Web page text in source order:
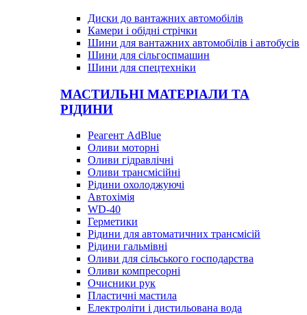
Диски до вантажних автомобілів
Камери і обідні стрічки
Шини для вантажних автомобілів і автобусів
Шини для сільгоспмашин
Шини для спецтехніки
МАСТИЛЬНІ МАТЕРІАЛИ ТА
РІДИНИ
Реагент AdBlue
Оливи моторні
Оливи гідравлічні
Оливи трансмісійні
Рідини охолоджуючі
Автохімія
WD-40
Герметики
Рідини для автоматичних трансмісій
Рідини гальмівні
Оливи для сільського господарства
Оливи компресорні
Очисники рук
Пластичні мастила
Електроліти і дистильована вода